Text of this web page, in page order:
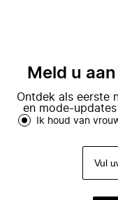
Meld u
Ontdek als eerste
en mode-
Ik houd van